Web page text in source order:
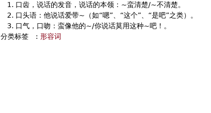
口齿，说话的发音，说话的本领：~蛮清楚/~不清楚。
口头语：他说话爱带~（如“嗯”、“这个”、“是吧”之类）。
口气，口吻：蛮像他的~/你说话莫用这种~吧！。
分类标签
: 形容词